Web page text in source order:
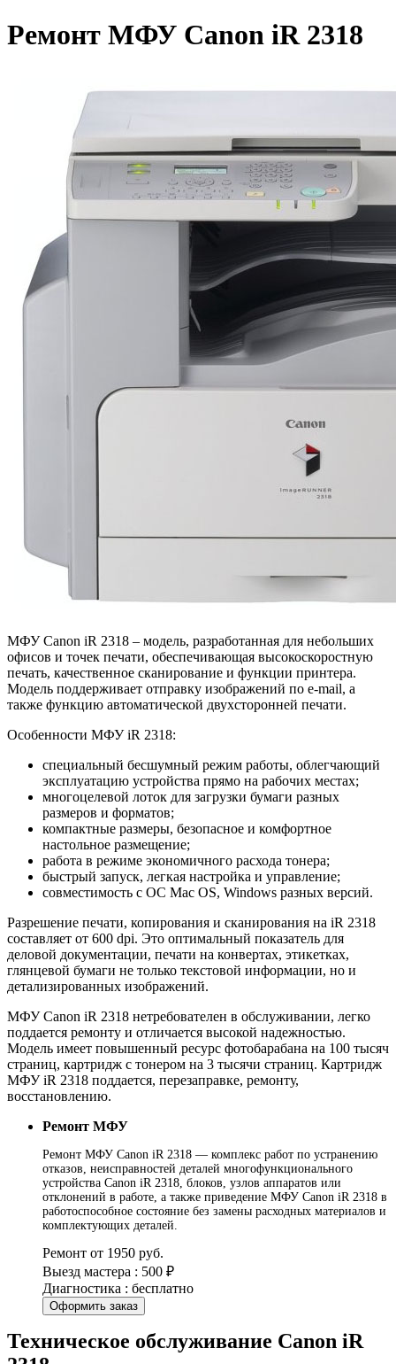
Ремонт МФУ Canon iR 2318
МФУ Canon iR 2318 – модель, разработанная для небольших
офисов и точек печати, обеспечивающая высокоскоростную
печать, качественное сканирование и функции принтера.
Модель поддерживает отправку изображений по e-mail, а
также функцию автоматической двухсторонней печати.
Особенности МФУ iR 2318:
специальный бесшумный режим работы, облегчающий
эксплуатацию устройства прямо на рабочих местах;
многоцелевой лоток для загрузки бумаги разных
размеров и форматов;
компактные размеры, безопасное и комфортное
настольное размещение;
работа в режиме экономичного расхода тонера;
быстрый запуск, легкая настройка и управление;
совместимость с ОС Mac OS, Windows разных версий.
Разрешение печати, копирования и сканирования на iR 2318
составляет от 600 dpi. Это оптимальный показатель для
деловой документации, печати на конвертах, этикетках,
глянцевой бумаги не только текстовой информации, но и
детализированных изображений.
МФУ Canon iR 2318 нетребователен в обслуживании, легко
поддается ремонту и отличается высокой надежностью.
Модель имеет повышенный ресурс фотобарабана на 100 тысяч
страниц, картридж с тонером на 3 тысячи страниц. Картридж
МФУ iR 2318 поддается, перезаправке, ремонту,
восстановлению.
Ремонт МФУ
Ремонт МФУ Canon iR 2318 — комплекс работ по устранению
отказов, неисправностей деталей многофункционального
устройства Canon iR 2318, блоков, узлов аппаратов или
отклонений в работе, а также приведение МФУ Canon iR 2318 в
работоспособное состояние без замены расходных материалов и
комплектующих деталей.
Ремонт от 1950 руб.
Выезд мастера : 500 ₽
Диагностика : бесплатно
Оформить заказ
Техническое обслуживание Canon iR